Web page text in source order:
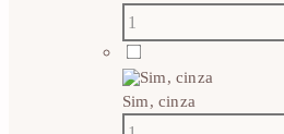
Sim, cinza